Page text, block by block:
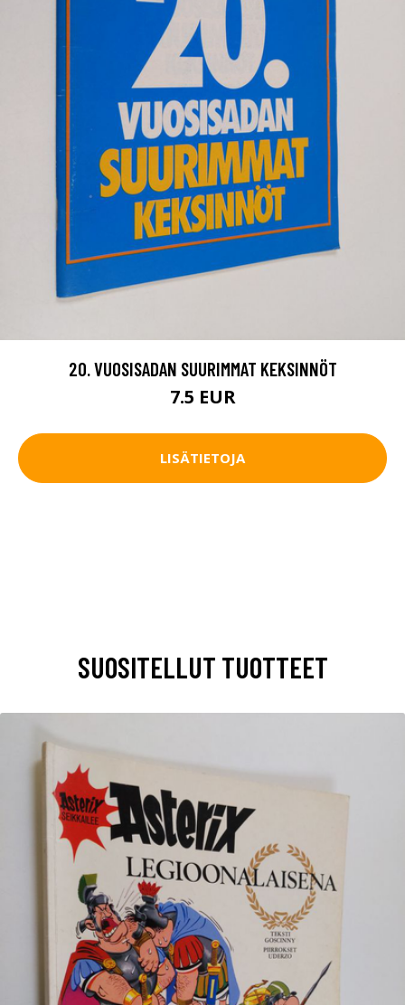
20. VUOSISADAN SUURIMMAT KEKSINNÖT
7.5 EUR
LISÄTIETOJA
SUOSITELLUT TUOTTEET